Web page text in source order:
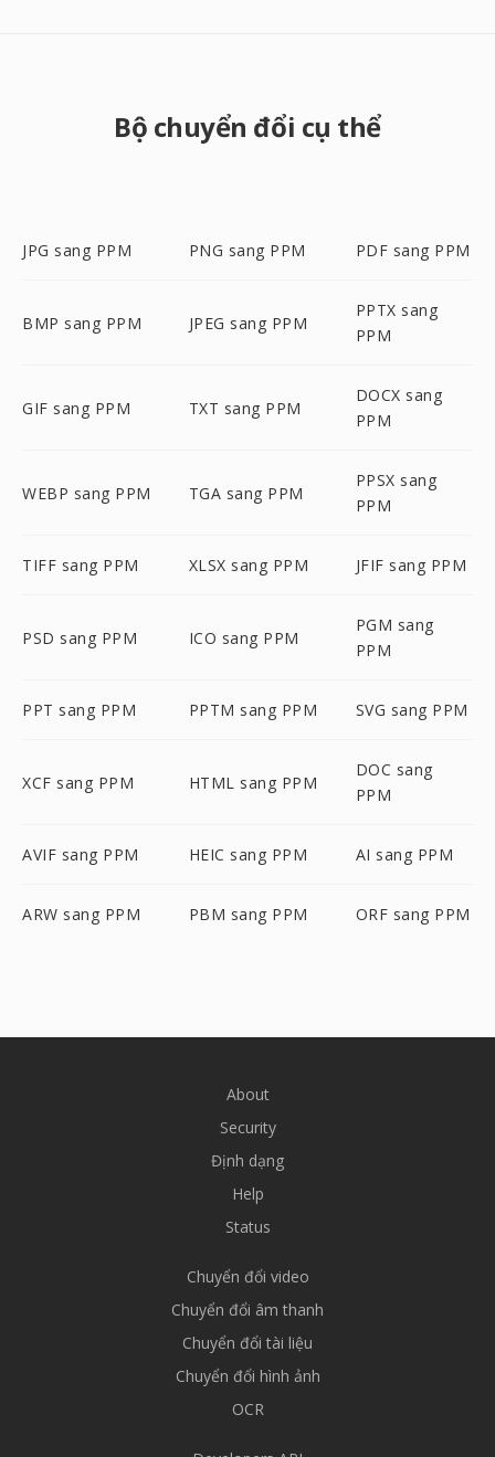
Bộ chuyển đổi cụ thể
JPG sang PPM PNG sang PPM PDF sang PPM
BMP sang PPM JPEG sang PPM
PPTX sang
PPM
GIF sang PPM TXT sang PPM
DOCX sang
PPM
WEBP sang PPM TGA sang PPM
PPSX sang
PPM
TIFF sang PPM XLSX sang PPM JFIF sang PPM
PSD sang PPM ICO sang PPM
PGM sang
PPM
PPT sang PPM PPTM sang PPM SVG sang PPM
XCF sang PPM HTML sang PPM
DOC sang
PPM
AVIF sang PPM HEIC sang PPM AI sang PPM
ARW sang PPM PBM sang PPM ORF sang PPM
About
Security
Định dạng
Help
Status
Chuyển đổi video
Chuyển đổi âm thanh
Chuyển đổi tài liệu
Chuyển đổi hình ảnh
OCR